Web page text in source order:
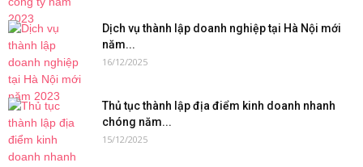
Dịch vụ thành lập doanh nghiệp tại Hà Nội mới
năm...
16/12/2025
Thủ tục thành lập địa điểm kinh doanh nhanh
chóng năm...
15/12/2025